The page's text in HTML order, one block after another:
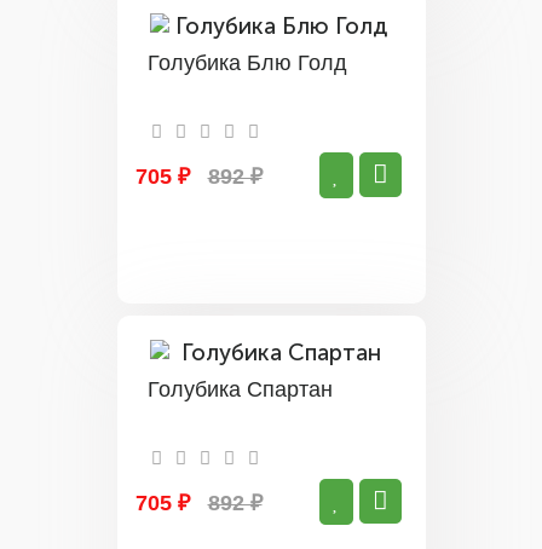
Голубика Блю Голд
705 ₽ 892 ₽
Голубика Спартан
705 ₽ 892 ₽